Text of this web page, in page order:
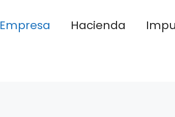
Empresa Hacienda